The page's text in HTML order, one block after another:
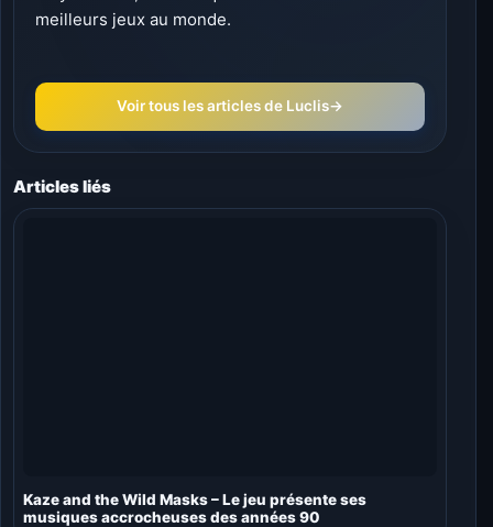
meilleurs jeux au monde.
Voir tous les articles de Luclis→
Articles liés
Kaze and the Wild Masks – Le jeu présente ses
musiques accrocheuses des années 90